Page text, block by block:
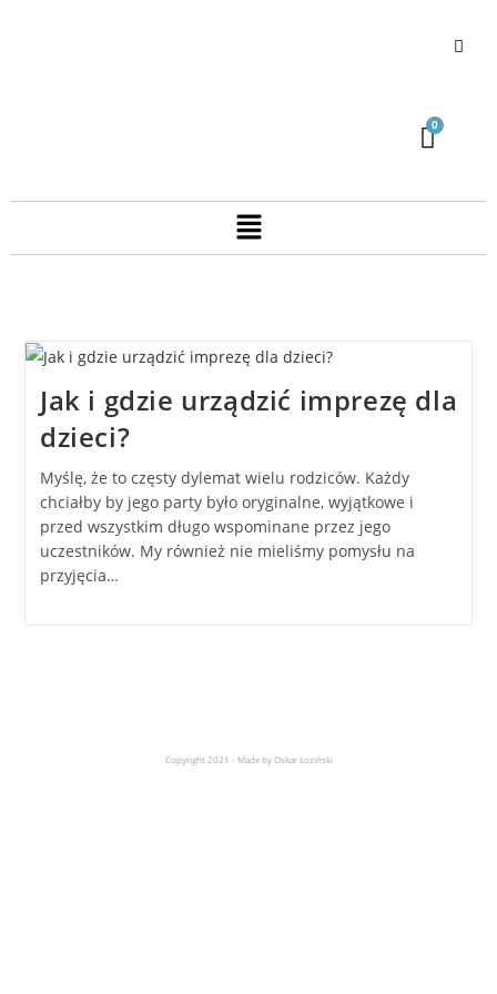
Jak i gdzie urządzić imprezę dla
dzieci?
Myślę, że to częsty dylemat wielu rodziców. Każdy
chciałby by jego party było oryginalne, wyjątkowe i
przed wszystkim długo wspominane przez jego
uczestników. My również nie mieliśmy pomysłu na
przyjęcia…
Copyright 2021 - Made by Oskar Łoziński